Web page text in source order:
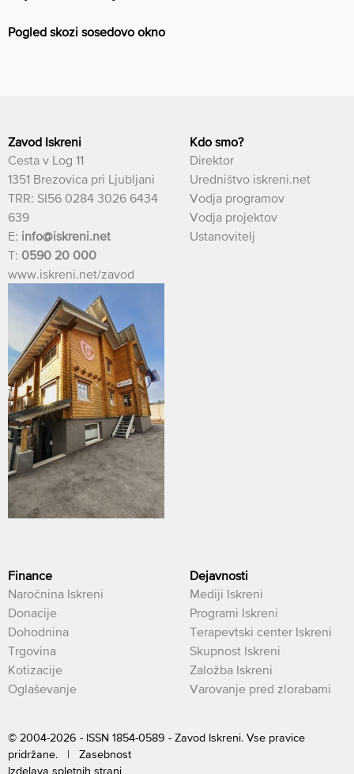
Pogled skozi sosedovo okno
Zavod Iskreni
Cesta v Log 11
1351 Brezovica pri Ljubljani
TRR: SI56 0284 3026 6434
639
E: info@iskreni.net
T: 0590 20 000
www.iskreni.net/zavod
Kdo smo?
Direktor
Uredništvo iskreni.net
Vodja programov
Vodja projektov
Ustanovitelj
Finance
Naročnina Iskreni
Donacije
Dohodnina
Trgovina
Kotizacije
Oglaševanje
Dejavnosti
Mediji Iskreni
Programi Iskreni
Terapevtski center Iskreni
Skupnost Iskreni
Založba Iskreni
Varovanje pred zlorabami
© 2004-2026 - ISSN 1854-0589 - Zavod Iskreni. Vse pravice
pridržane. | Zasebnost
Izdelava spletnih strani